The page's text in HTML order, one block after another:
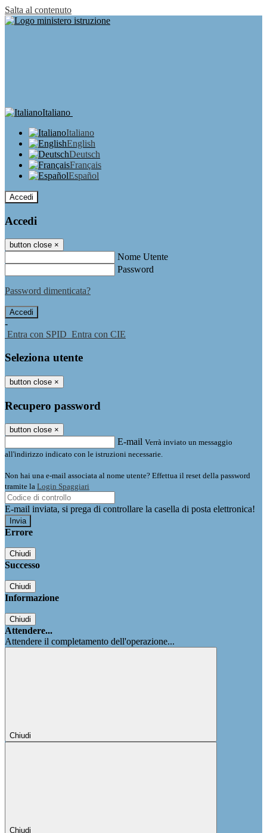
Salta al contenuto
Italiano
Italiano
English
Deutsch
Français
Español
Accedi
Accedi
button close ×
Nome Utente
Password
Password dimenticata?
-
Entra con SPID Entra con CIE
Seleziona utente
button close ×
Recupero password
button close ×
E-mail Verrà inviato un messaggio
all'indirizzo indicato con le istruzioni necessarie.
Non hai una e-mail associata al nome utente? Effettua il reset della password
tramite la Login Spaggiari
E-mail inviata, si prega di controllare la casella di posta elettronica!
Errore
Chiudi
Successo
Chiudi
Informazione
Chiudi
Attendere...
Attendere il completamento dell'operazione...
Chiudi
Chiudi